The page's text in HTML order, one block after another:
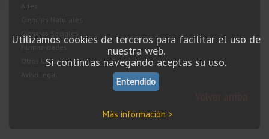
Utilizamos cookies de terceros para facilitar el uso de
nuestra web.
Si continúas navegando aceptas su uso.
Entendido
Más información >
Artes
Ciencias Naturales
Ciencias Sociales
Humanidades
Otros libros
Aviso legal
Volver arriba